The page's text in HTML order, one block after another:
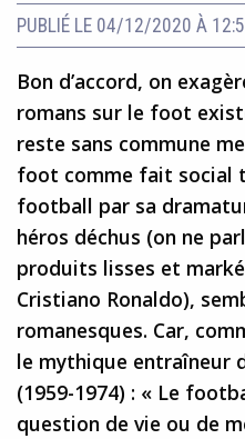
PUBLIÉ LE 04/12/2020 À
Bon d’accord, on
romans sur le foot
reste sans commune
foot comme fait social
football par sa
héros déchus (on ne
produits lisses et
Cristiano Ronaldo),
romanesques. Car,
le mythique entraîneur
(1959-1974) : « Le
question de vie ou de